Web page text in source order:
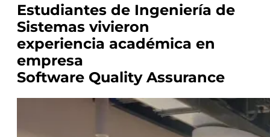
Estudiantes de Ingeniería de
Sistemas vivieron
experiencia académica en
empresa
Software Quality Assurance